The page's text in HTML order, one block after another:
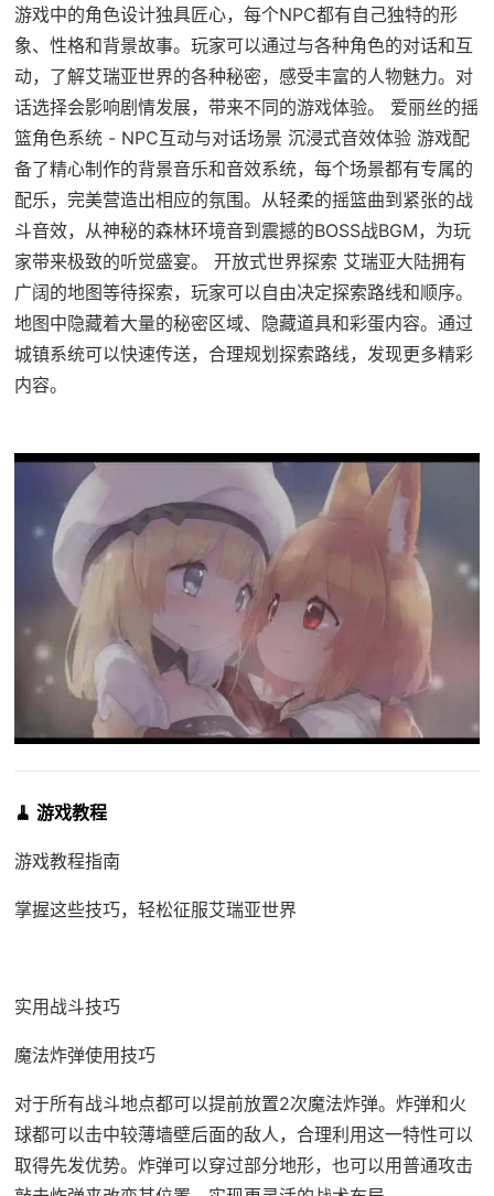
游戏中的角色设计独具匠心，每个NPC都有自己独特的形
象、性格和背景故事。玩家可以通过与各种角色的对话和互
动，了解艾瑞亚世界的各种秘密，感受丰富的人物魅力。对
话选择会影响剧情发展，带来不同的游戏体验。 爱丽丝的摇
篮角色系统 - NPC互动与对话场景 沉浸式音效体验 游戏配
备了精心制作的背景音乐和音效系统，每个场景都有专属的
配乐，完美营造出相应的氛围。从轻柔的摇篮曲到紧张的战
斗音效，从神秘的森林环境音到震撼的BOSS战BGM，为玩
家带来极致的听觉盛宴。 开放式世界探索 艾瑞亚大陆拥有
广阔的地图等待探索，玩家可以自由决定探索路线和顺序。
地图中隐藏着大量的秘密区域、隐藏道具和彩蛋内容。通过
城镇系统可以快速传送，合理规划探索路线，发现更多精彩
内容。
🧹 游戏教程
游戏教程指南
掌握这些技巧，轻松征服艾瑞亚世界
实用战斗技巧
魔法炸弹使用技巧
对于所有战斗地点都可以提前放置2次魔法炸弹。炸弹和火
球都可以击中较薄墙壁后面的敌人，合理利用这一特性可以
取得先发优势。炸弹可以穿过部分地形，也可以用普通攻击